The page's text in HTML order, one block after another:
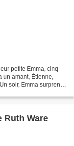
petite Emma, cinq
un amant, Étienne,
soir, Emma surprend
Ruth Ware